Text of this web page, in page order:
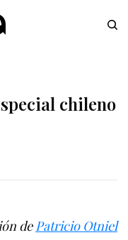
chileno
dePatricio Otniel